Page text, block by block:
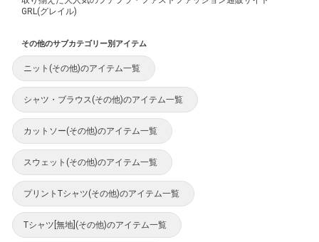
GRL(グレイル)
その他のサブカテゴリー別アイテム
ニット(その他)のアイテム一覧
シャツ・ブラウス(その他)のアイテム一覧
カットソー(その他)のアイテム一覧
スウェット(その他)のアイテム一覧
プリントTシャツ(その他)のアイテム一覧
Tシャツ[無地](その他)のアイテム一覧